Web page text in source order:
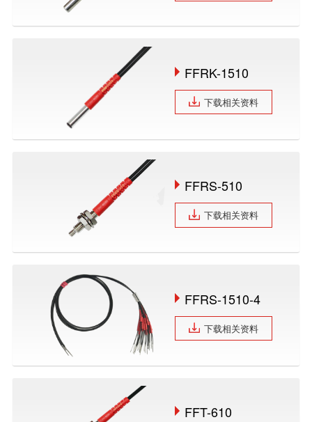
FFRK-1510
下载相关资料
FFRS-510
下载相关资料
FFRS-1510-4
下载相关资料
FFT-610